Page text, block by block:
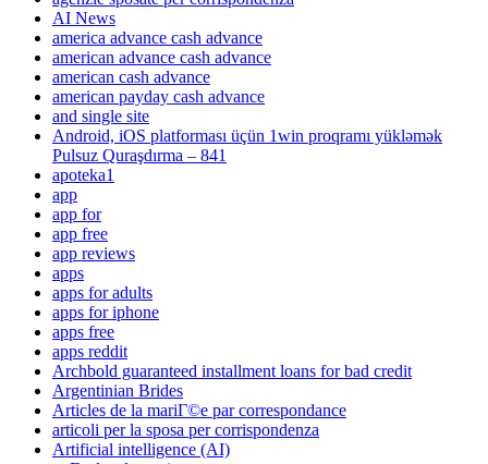
AI News
america advance cash advance
american advance cash advance
american cash advance
american payday cash advance
and single site
Android, iOS platforması üçün 1win proqramı yükləmək
Pulsuz Quraşdırma – 841
apoteka1
app
app for
app free
app reviews
apps
apps for adults
apps for iphone
apps free
apps reddit
Archbold guaranteed installment loans for bad credit
Argentinian Brides
Articles de la mariГ©e par correspondance
articoli per la sposa per corrispondenza
Artificial intelligence (AI)